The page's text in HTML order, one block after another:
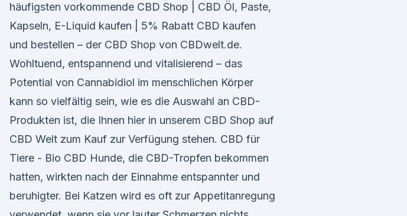
häufigsten vorkommende CBD Shop | CBD Öl, Paste,
Kapseln, E-Liquid kaufen | 5% Rabatt CBD kaufen
und bestellen – der CBD Shop von CBDwelt.de.
Wohltuend, entspannend und vitalisierend – das
Potential von Cannabidiol im menschlichen Körper
kann so vielfältig sein, wie es die Auswahl an CBD-
Produkten ist, die Ihnen hier in unserem CBD Shop auf
CBD Welt zum Kauf zur Verfügung stehen. CBD für
Tiere - Bio CBD Hunde, die CBD-Tropfen bekommen
hatten, wirkten nach der Einnahme entspannter und
beruhigter. Bei Katzen wird es oft zur Appetitanregung